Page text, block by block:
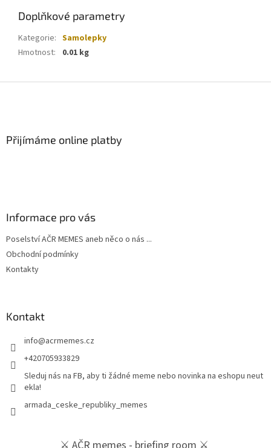
Doplňkové parametry
Kategorie: Samolepky
Hmotnost: 0.01 kg
Přijímáme online platby
Informace pro vás
Poselství AČR MEMES aneb něco o nás ...
Obchodní podmínky
Kontakty
Kontakt
info@acrmemes.cz
+420705933829
Sleduj nás na FB, aby ti žádné meme nebo novinka na eshopu neut
ekla!
armada_ceske_republiky_memes